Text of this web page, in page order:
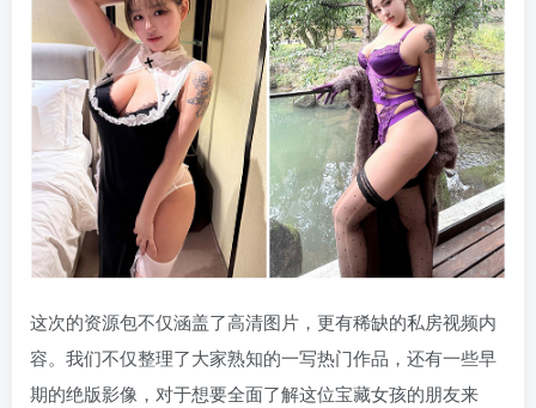
这次的资源包不仅涵盖了高清图片，更有稀缺的私房视频内
容。我们不仅整理了大家熟知的一写热门作品，还有一些早
期的绝版影像，对于想要全面了解这位宝藏女孩的朋友来